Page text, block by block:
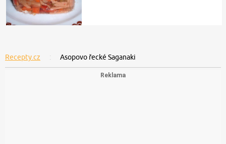
Recepty.cz Asopovo řecké Saganaki